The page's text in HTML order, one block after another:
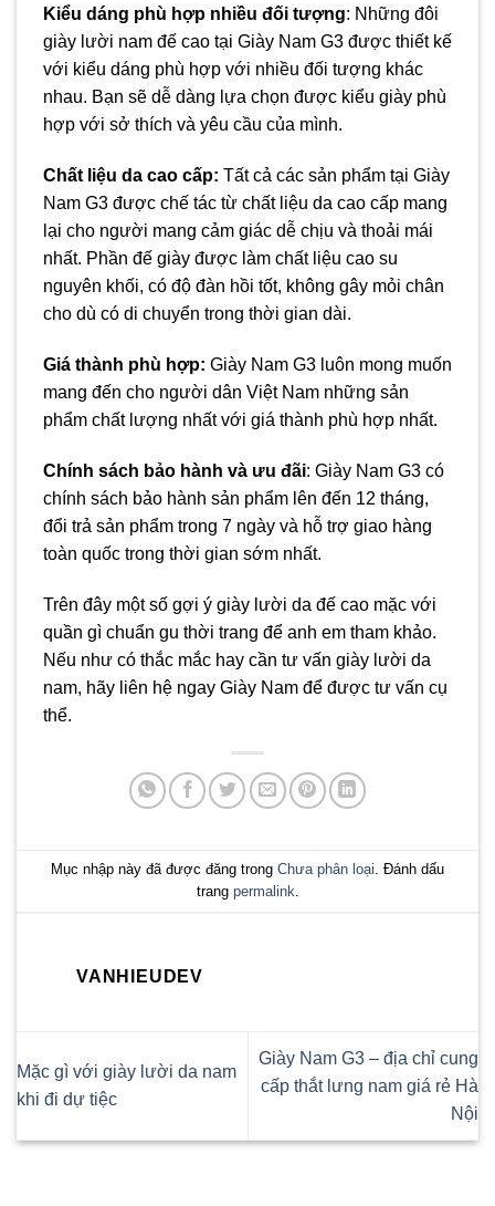
Kiểu dáng phù hợp nhiều đối tượng: Những đôi
giày lười nam đế cao tại Giày Nam G3 được thiết kế
với kiểu dáng phù hợp với nhiều đối tượng khác
nhau. Bạn sẽ dễ dàng lựa chọn được kiểu giày phù
hợp với sở thích và yêu cầu của mình.
Chất liệu da cao cấp: Tất cả các sản phẩm tại Giày
Nam G3 được chế tác từ chất liệu da cao cấp mang
lại cho người mang cảm giác dễ chịu và thoải mái
nhất. Phần đế giày được làm chất liệu cao su
nguyên khối, có độ đàn hồi tốt, không gây mỏi chân
cho dù có di chuyển trong thời gian dài.
Giá thành phù hợp: Giày Nam G3 luôn mong muốn
mang đến cho người dân Việt Nam những sản
phẩm chất lượng nhất với giá thành phù hợp nhất.
Chính sách bảo hành và ưu đãi: Giày Nam G3 có
chính sách bảo hành sản phẩm lên đến 12 tháng,
đổi trả sản phẩm trong 7 ngày và hỗ trợ giao hàng
toàn quốc trong thời gian sớm nhất.
Trên đây một số gợi ý giày lười da đế cao mặc với
quần gì chuẩn gu thời trang để anh em tham khảo.
Nếu như có thắc mắc hay cần tư vấn giày lười da
nam, hãy liên hệ ngay Giày Nam để được tư vấn cụ
thể.
Mục nhập này đã được đăng trong Chưa phân loại . Đánh dấu
trang permalink
VANHIEUDEV
Mặc gì với giày lười da nam
khi đi dự tiệc
Giày Nam G3 – địa chỉ cung
cấp thắt lưng nam giá rẻ Hà
Nội